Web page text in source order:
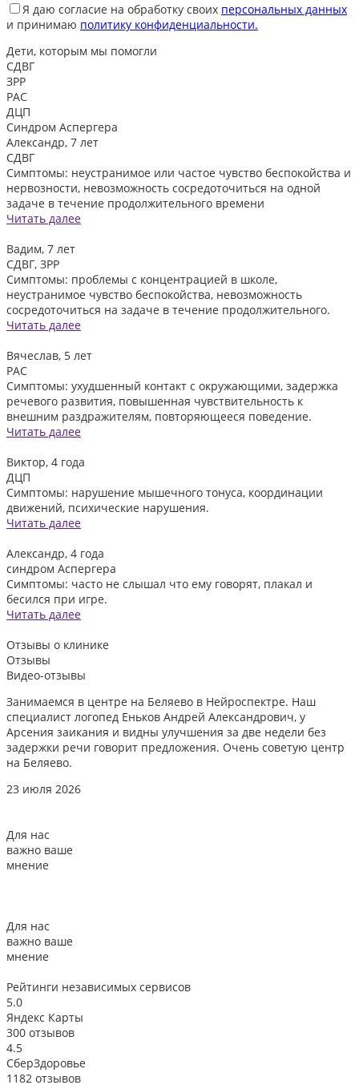
Я даю согласие на обработку своих персональных данных
и принимаю политику конфиденциальности.
Дети, которым мы помогли
СДВГ
ЗРР
РАС
ДЦП
Синдром Аспергера
Александр, 7 лет
СДВГ
Симптомы: неустранимое или частое чувство беспокойства и
нервозности, невозможность сосредоточиться на одной
задаче в течение продолжительного времени
Читать далее
Вадим, 7 лет
СДВГ, ЗРР
Симптомы: проблемы с концентрацией в школе,
неустранимое чувство беспокойства, невозможность
сосредоточиться на задаче в течение продолжительного.
Читать далее
Вячеслав, 5 лет
РАС
Симптомы: ухудшенный контакт с окружающими, задержка
речевого развития, повышенная чувствительность к
внешним раздражителям, повторяющееся поведение.
Читать далее
Виктор, 4 года
ДЦП
Симптомы: нарушение мышечного тонуса, координации
движений, психические нарушения.
Читать далее
Александр, 4 года
синдром Аспергера
Симптомы: часто не слышал что ему говорят, плакал и
бесился при игре.
Читать далее
Отзывы о клинике
Отзывы
Видео-отзывы
Занимаемся в центре на Беляево в Нейроспектре. Наш
специалист логопед Еньков Андрей Александрович, у
Арсения заикания и видны улучшения за две недели без
задержки речи говорит предложения. Очень советую центр
на Беляево.
23 июля 2026
Для нас
важно ваше
мнение
Для нас
важно ваше
мнение
Рейтинги независимых сервисов
5.0
Яндекс Карты
300 отзывов
4.5
СберЗдоровье
1182 отзывов